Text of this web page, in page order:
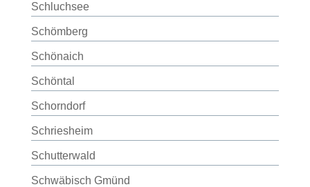
Schluchsee
Schömberg
Schönaich
Schöntal
Schorndorf
Schriesheim
Schutterwald
Schwäbisch Gmünd